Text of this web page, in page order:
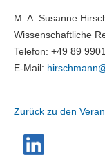
M. A. Susanne
Wissenschaftliche
Telefon: +49 89
E-Mail:
Zurück zu den